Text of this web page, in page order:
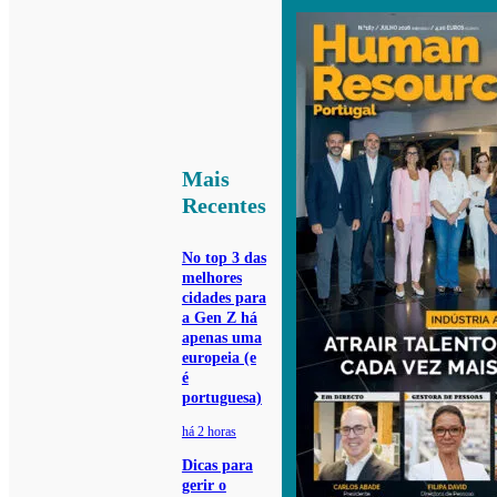
Mais
Recentes
No top 3 das
melhores
cidades para
a Gen Z há
apenas uma
europeia (e
é
portuguesa)
há 2 horas
Dicas para
gerir o